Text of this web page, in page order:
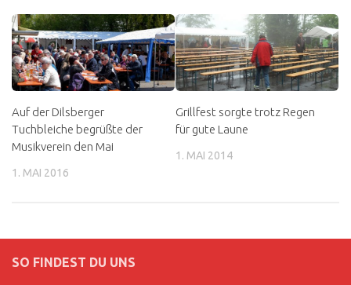
Auf der Dilsberger
Tuchbleiche begrüßte der
Musikverein den Mai
1. MAI 2016
Grillfest sorgte trotz Regen
für gute Laune
1. MAI 2014
SO FINDEST DU UNS